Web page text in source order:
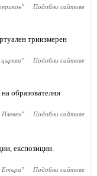
" Подобни сайтове
триизмерен
църква" Подобни сайтове
образователни
Плевен" Подобни сайтове
експозиции.
Етъра" Подобни сайтове